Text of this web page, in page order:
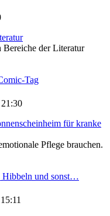
Bereiche der Literatur
Tag
für kranke
Pflege brauchen.
Hibbeln und sonst…